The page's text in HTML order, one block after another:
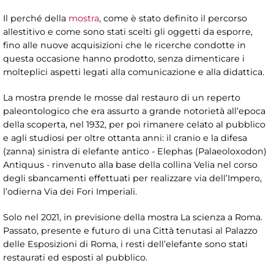
Il perché della mostra, come è stato definito il percorso
allestitivo e come sono stati scelti gli oggetti da esporre,
fino alle nuove acquisizioni che le ricerche condotte in
questa occasione hanno prodotto, senza dimenticare i
molteplici aspetti legati alla comunicazione e alla didattica.
La mostra prende le mosse dal restauro di un reperto
paleontologico che era assurto a grande notorietà all’epoca
della scoperta, nel 1932, per poi rimanere celato al pubblico
e agli studiosi per oltre ottanta anni: il cranio e la difesa
(zanna) sinistra di elefante antico - Elephas (Palaeoloxodon)
Antiquus - rinvenuto alla base della collina Velia nel corso
degli sbancamenti effettuati per realizzare via dell’Impero,
l’odierna Via dei Fori Imperiali.
Solo nel 2021, in previsione della mostra La scienza a Roma.
Passato, presente e futuro di una Città tenutasi al Palazzo
delle Esposizioni di Roma, i resti dell’elefante sono stati
restaurati ed esposti al pubblico.